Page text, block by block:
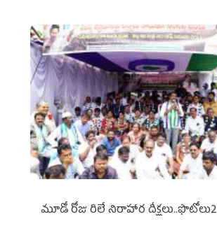
మూడో రోజు రిలే నిరాహార దీక్షలు..ఫొటోలు2